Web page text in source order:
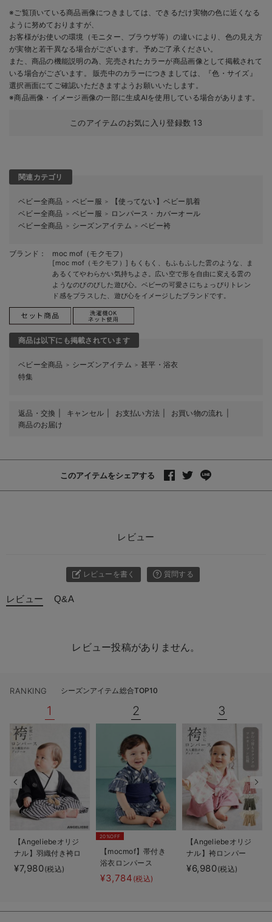
※ご覧頂いている商品画像につきましては、できるだけ実物の色に近くなる
ように努めておりますが、
お客様がお使いの環境（モニター、ブラウザ等）の違いにより、色の見え方
が実物と若干異なる場合がございます。予めご了承ください。
また、商品の機能説明の為、完売されたカラーが商品画像として掲載されて
いる場合がございます。 販売中のカラーにつきましては、『色・サイズ』
選択画面にてご確認いただきますようお願いいたします。
※商品画像・イメージ画像の一部に生成AIを使用している場合があります。
このアイテムのお気に入り登録数 13
関連カテゴリ
ベビー全商品 ＞ ベビー服 ＞
【使ってない】ベビー肌着
ベビー全商品
＞ ベビー服 ＞
ロンパース・カバーオール
ベビー全商品
＞ シーズンアイテム ＞ ベビー袴
ブランド： moc mof（モクモフ）
[moc mof（モクモフ）] もくもく、もふもふした雲のような、ま
あるくてやわらかい気持ちよさ。広い空で形を自由に変える雲の
ようなのびのびした遊び心。ベビーの可愛さにちょっぴりトレン
ド感をプラスした、遊び心をイメージしたブランドです。
商品は以下にも掲載されています
ベビー全商品 ＞ シーズンアイテム ＞ 甚平・浴衣
特集
返品・交換 キャンセル お支払い方法
お買い物の流れ
商品のお届け
このアイテムをシェアする
レビュー
レビューを書く 質問する
レビュー Q&A
レビュー投稿がありません。
RANKING シーズンアイテム総合TOP10
1
【Angeliebeオリジ
ナル】羽織付き袴ロ
ンパース 男の子
¥7,980(税込)
2
20%OFF
【mocmof】帯付き
浴衣ロンパース
¥3,784 (税込)
3
【Angeliebeオリジ
ナル】袴ロンパー
ス 男の子 女の子
¥6,980(税込)